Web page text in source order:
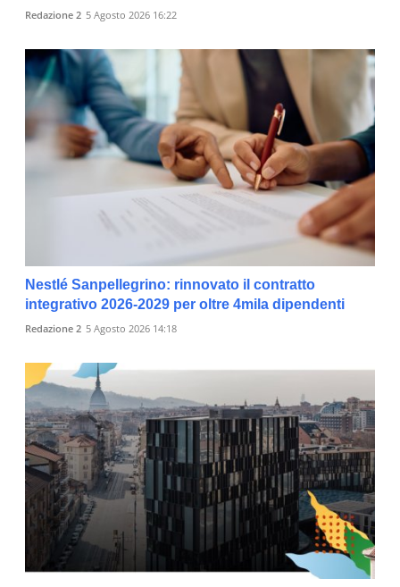
Redazione 2 5 Agosto 2026 16:22
Nestlé Sanpellegrino: rinnovato il contratto
integrativo 2026-2029 per oltre 4mila dipendenti
Redazione 2 5 Agosto 2026 14:18